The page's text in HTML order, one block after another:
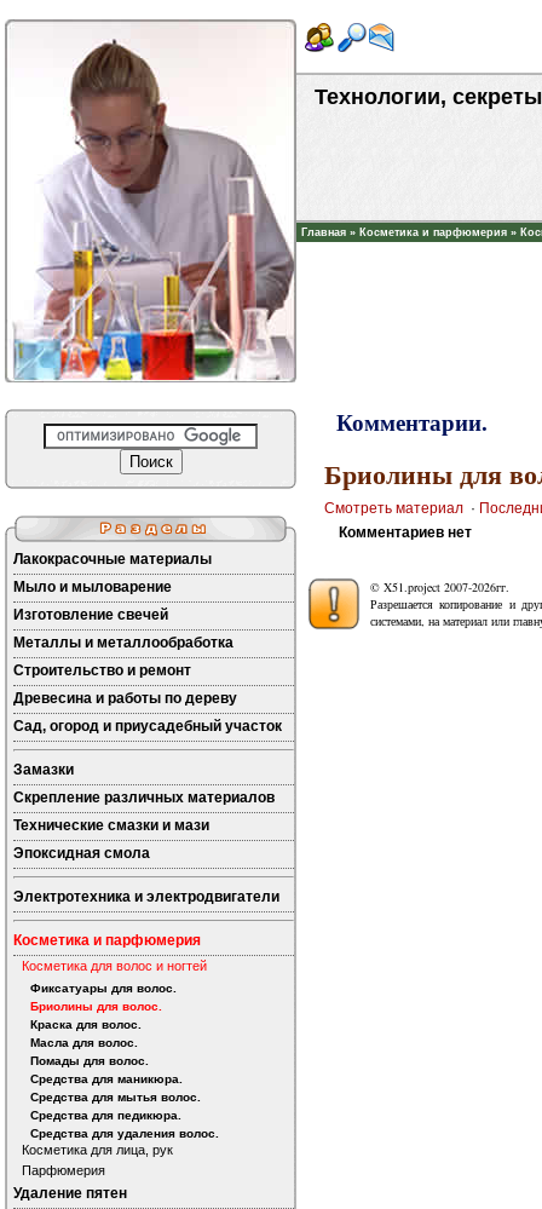
Технологии,
Главная » Косметика и парфюмерия »
Лакокрасочные материалы
Мыло и мыловарение
Изготовление свечей
Металлы и металлообработка
Строительство и ремонт
Древесина и работы по дереву
Сад, огород и приусадебный участок
Замазки
Скрепление различных материалов
Технические смазки и мази
Эпоксидная смола
Электротехника и электродвигатели
Косметика и парфюмерия
Косметика для волос и ногтей
Фиксатуары для волос.
Бриолины для волос.
Краска для волос.
Масла для волос.
Помады для волос.
Средства для маникюра.
Средства для мытья волос.
Средства для педикюра.
Средства для удаления волос.
Косметика для лица, рук
Парфюмерия
Удаление пятен
Комментарии.
Бриолины для
Смотреть материал·
Комментариев нет
© X51.project 2007-2026гг.
Разрешается копирование и
системами, на материал или